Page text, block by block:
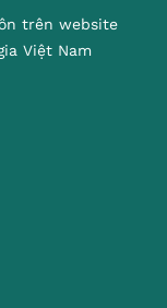
trên website
Việt Nam